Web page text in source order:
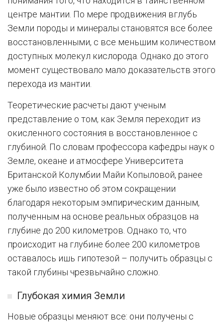
центре мантии. По мере продвижения вглубь
Земли породы и минералы становятся все более
восстановленными, с все меньшим количеством
доступных молекул кислорода. Однако до этого
момент существовало мало доказательств этого
перехода из мантии.
Теоретические расчеты дают ученым
представление о том, как Земля переходит из
окисленного состояния в восстановленное с
глубиной. По словам профессора кафедры наук о
Земле, океане и атмосфере Университета
Британской Колумбии Майи Копыловой, ранее
уже было известно об этом сокращении
благодаря некоторым эмпирическим данным,
полученным на основе реальных образцов на
глубине до 200 километров. Однако то, что
происходит на глубине более 200 километров
оставалось ишь гипотезой – получить образцы с
такой глубины чрезвычайно сложно.
Глубокая химия Земли
Новые образцы меняют все: они получены с